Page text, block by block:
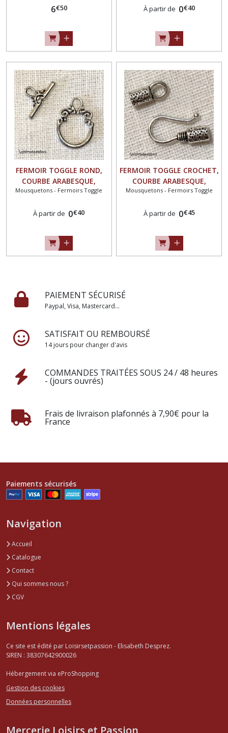
PIVOTANT
6€50 À partir de 0€40
FERMOIR TOGGLE ROND,
COURBE ARABESQUE,
ARGENTÉ ** 14 x 20 mm **
Mousquetons - Fermoirs Toggle
À partir de 0€40
FERMOIR TOGGLE CROCHET,
COURBE ARABESQUE,
ARGENTÉ ** 18 x 9 mm - 12
choix - FT09
Mousquetons - Fermoirs Toggle
À partir de 0€45
PAIEMENT SÉCURISÉ
Paypal, Visa, Mastercard...
SATISFAIT OU REMBOURSÉ
14 jours pour changer d'avis
COMMANDES TRAITÉES SOUS 24 / 48 heures
- (jours ouvrés)
Frais de livraison plafonnés à 7,90€ pour la
France
Paiements sécurisés
Navigation
Accueil
Catalogue
Contact
Qui sommes nous ?
CGV
Mentions légales
Ce site est édité par Loisirsetpassion - Elisabeth Desprez.
SIREN : 38307642900026
Hébergement via eProShopping
Gestion des cookies
Données personnelles